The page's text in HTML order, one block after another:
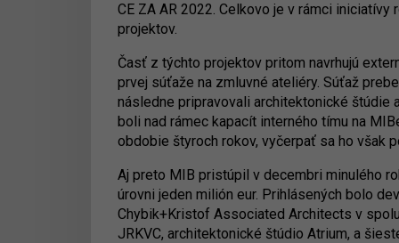
CE ZA AR 2022. Celkovo je v rámci
projektov.
Časť z týchto projektov pritom navrhujú
prvej súťaže na zmluvné ateliéry. Súťaž
následne pripravovali architektonické štúdie
boli nad rámec kapacít interného tímu na
obdobie štyroch rokov, vyčerpať sa ho však
Aj preto MIB pristúpil v decembri minulého
úrovni jeden milión eur. Prihlásených bolo
Chybik+Kristof Associated Architects v
JRKVC, architektonické štúdio Atrium, a